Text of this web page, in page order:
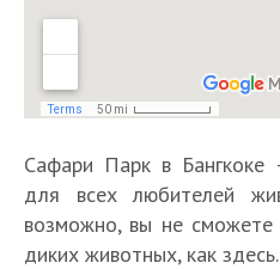
Сафари Парк в
для всех любителей
возможно, вы не сможете
диких животных, как здесь.